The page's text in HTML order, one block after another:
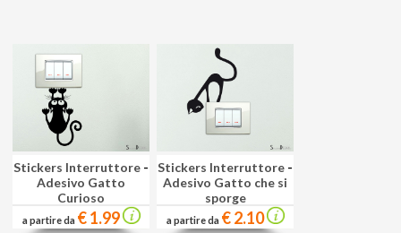
Stickers Interruttore -
Adesivo Gatto
Curioso
a partire da € 1.99
Stickers Interruttore -
Adesivo Gatto che si
sporge
a partire da € 2.10